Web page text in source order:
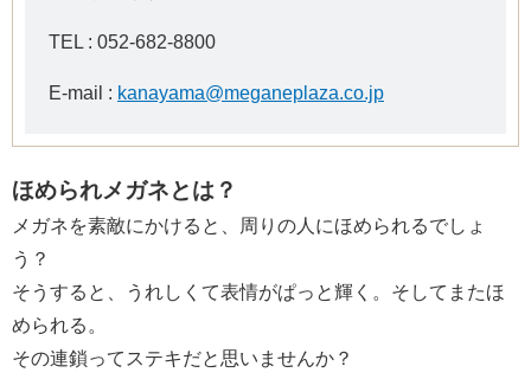
TEL : 052-682-8800
E-mail : kanayama@meganeplaza.co.jp
ほめられメガネとは？
メガネを素敵にかけると、周りの人にほめられるでしょ
う？
そうすると、うれしくて表情がぱっと輝く。そしてまたほ
められる。
その連鎖ってステキだと思いませんか？